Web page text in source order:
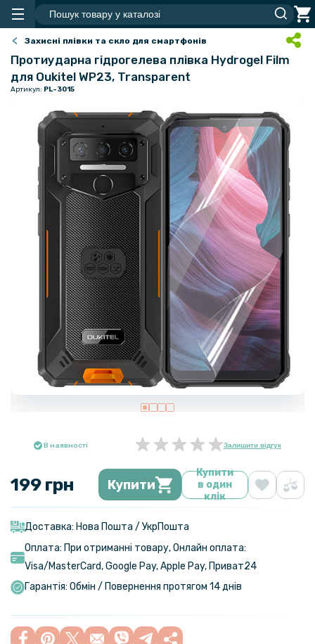
Захисні плівки та скло для смартфонів
Протиударна гідрогелева плівка Hydrogel Film
для Oukitel WP23, Transparent
Артикул: PL-3015
В наявності Залишити відгук
199 грн Купити
Купити
в один
клік
Доставка: Нова Пошта / УкрПошта
Оплата: При отриманні товару, Онлайн оплата:
Visa/MasterСard, Google Pay, Apple Pay, Приват24
Гарантія: Обмін / Повернення протягом 14 днів